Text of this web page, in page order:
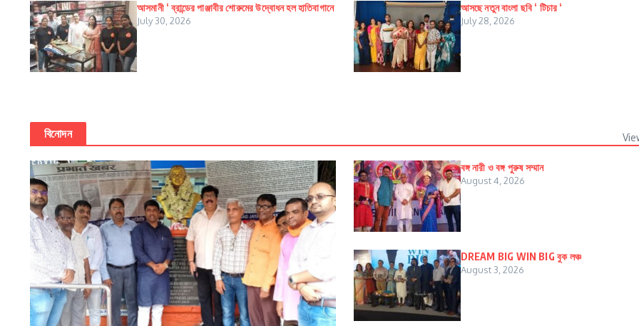
আসমানী ‘ ব্রান্ডের পাঞ্জাবীর শোরুমের উদ্বোধন হল হাতিবাগানে
July 30, 2026
আসছে নতুন বাংলা ছবি ‘ টিচার ‘
July 28, 2026
বিনোদন
বঙ্গ নারী ও বঙ্গ পুরুষ সম্মান
August 4, 2026
DREAM BIG WIN BIG বুক লঞ্চ
August 3, 2026